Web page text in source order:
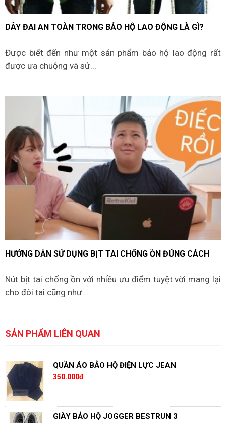
DÂY ĐAI AN TOÀN TRONG BẢO HỘ LAO ĐỘNG LÀ GÌ?
Được biết đến như một sản phẩm bảo hộ lao động rất
được ưa chuộng và sử...
HƯỚNG DẪN SỬ DỤNG BỊT TAI CHỐNG ỒN ĐÚNG CÁCH
Nút bịt tai chống ồn với nhiều ưu điểm tuyệt vời mang lại
cho đôi tai cũng như...
SẢN PHẨM LIÊN QUAN
QUẦN ÁO BẢO HỘ ĐIỆN LỰC JEAN
350.000đ
GIÀY BẢO HỘ JOGGER BESTRUN 3